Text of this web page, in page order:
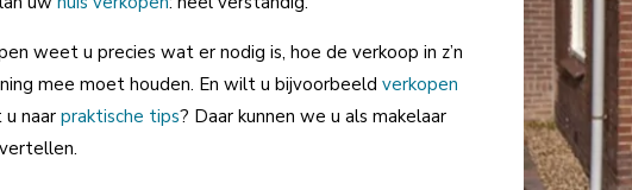
weet u precies wat er nodig is, hoe de verkoop in z’n
mee moet houden. En wilt u bijvoorbeeld verkopen
naar praktische tips? Daar kunnen we u als makelaar